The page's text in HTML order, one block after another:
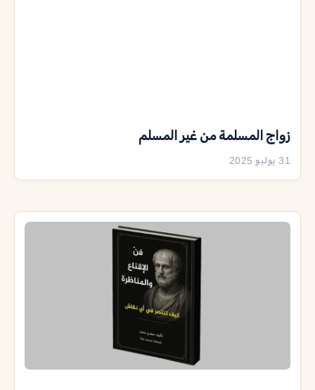
زواج المسلمة من غير المسلم
31 يوليو 2025